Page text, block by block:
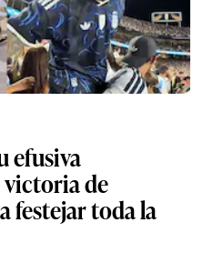
efusiva
de
festejar toda la